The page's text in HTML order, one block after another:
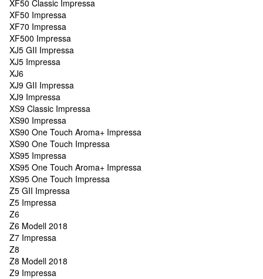
XF50 Classic Impressa
XF50 Impressa
XF70 Impressa
XF500 Impressa
XJ5 GII Impressa
XJ5 Impressa
XJ6
XJ9 GII Impressa
XJ9 Impressa
XS9 Classic Impressa
XS90 Impressa
XS90 One Touch Aroma+ Impressa
XS90 One Touch Impressa
XS95 Impressa
XS95 One Touch Aroma+ Impressa
XS95 One Touch Impressa
Z5 GII Impressa
Z5 Impressa
Z6
Z6 Modell 2018
Z7 Impressa
Z8
Z8 Modell 2018
Z9 Impressa